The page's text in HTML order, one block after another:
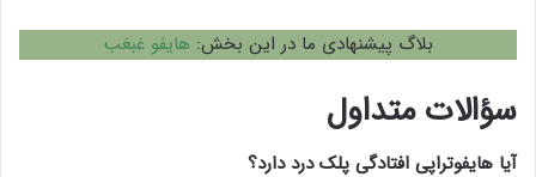
بلاگ پیشنهادی ما در این بخش: هایفو غبغب
سؤالات متداول
آیا هایفوتراپی افتادگی پلک درد دارد؟